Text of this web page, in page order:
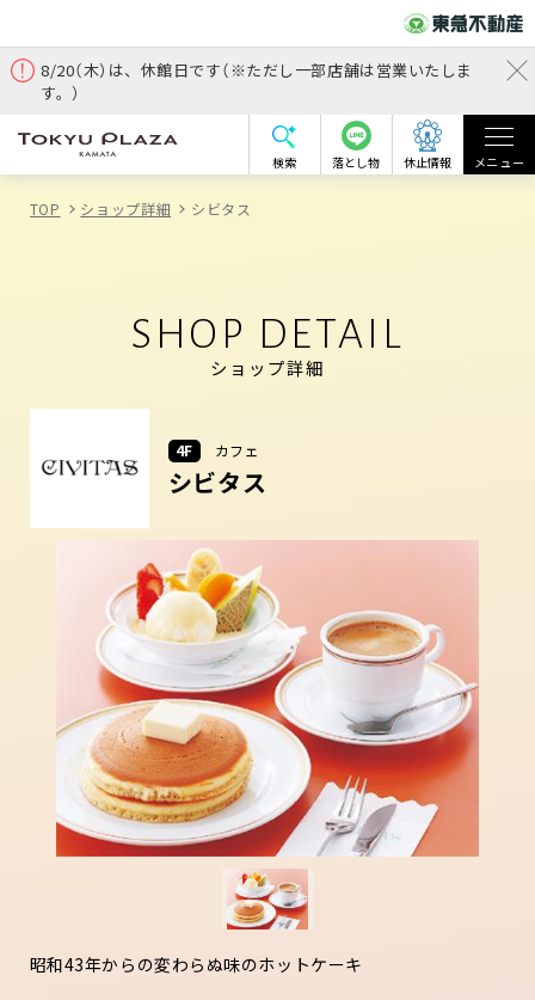
8/20（木）は、休館日です（※ただし一部店舗は営業いたしま
す。）
検索 落とし物 休止情報 メニュー
TOP ショップ詳細 シビタス
SHOP DETAIL
ショップ詳細
4F カフェ
シビタス
昭和43年からの変わらぬ味のホットケーキ